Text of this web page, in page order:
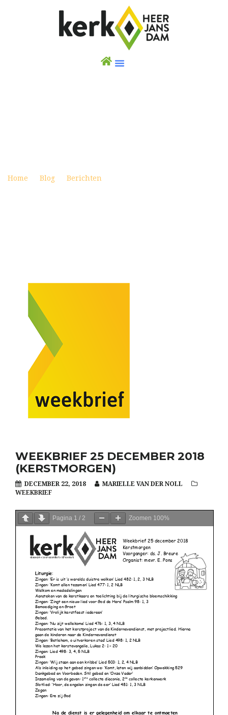
Home Blog Berichten
WEEKBRIEF 25 DECEMBER 2018
(KERSTMORGEN)
DECEMBER 22, 2018
MARIELLE VAN DER NOLL
WEEKBRIEF
Pagina 1 / 2 Zoomen 100%